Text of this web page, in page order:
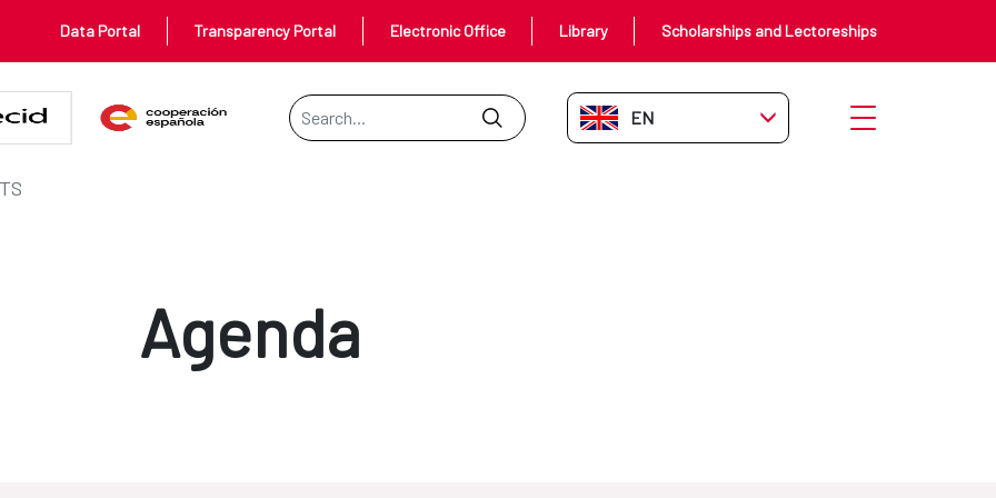
Data Portal Transparency Portal Electronic Office Library Scholarships and Lectoreships
Search Bar
EN-GB Open menu
Agenda